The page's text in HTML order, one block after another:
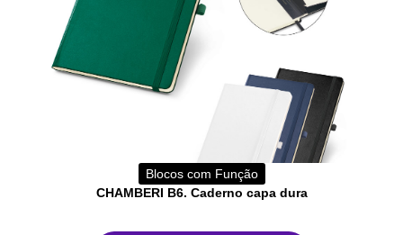
Blocos com Função
CHAMBERI B6. Caderno capa dura